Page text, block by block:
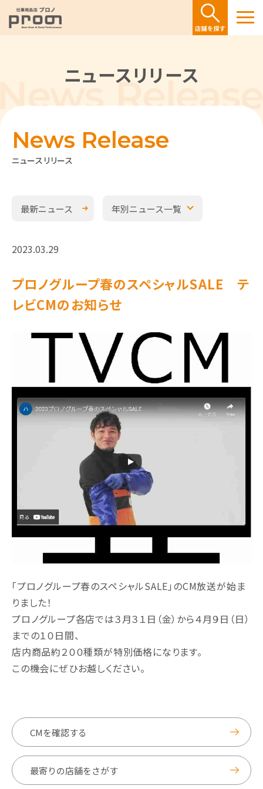
ニュースリリース
ニュースリリース
News Release
最新ニュース 年別ニュース一覧
2023.03.29
プロノグループ春のスペシャルSALE テ
レビCMのお知らせ
「プロノグループ春のスペシャルSALE」のCM放送が始ま
りました！
プロノグループ各店では３月３１日（金）から４月９日（日）
までの１０日間、
店内商品約２００種類が特別価格になります。
この機会にぜひお越しください。
CMを確認する
最寄りの店舗をさがす